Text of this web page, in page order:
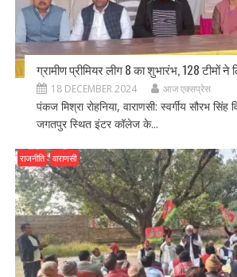
ग्रामीण प्रीमियर लीग 8 का शुभारंभ, 128 टीमों ने
18 DECEMBER 2024 आज एक्सप्रेस
पंकज मिश्रा रोहनिया, वाराणसी: स्वर्गीय सौरभ सिंह
जगतपुर स्थित इंटर कॉलेज के...
राजनीति वाराणसी